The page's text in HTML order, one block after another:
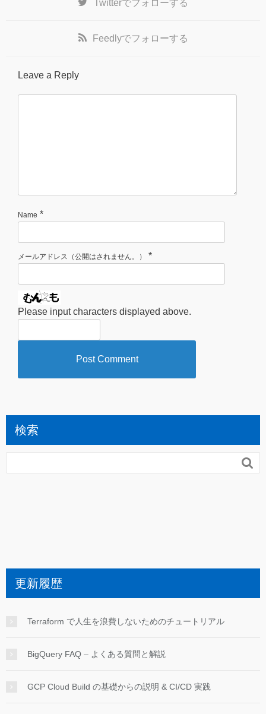
Twitterでフォローする
Feedlyでフォローする
Leave a Reply
Name *
メールアドレス（公開はされません。） *
Please input characters displayed above.
検索

更新履歴
Terraform で人生を浪費しないためのチュートリアル
BigQuery FAQ – よくある質問と解説
GCP Cloud Build の基礎からの説明 & CI/CD 実践